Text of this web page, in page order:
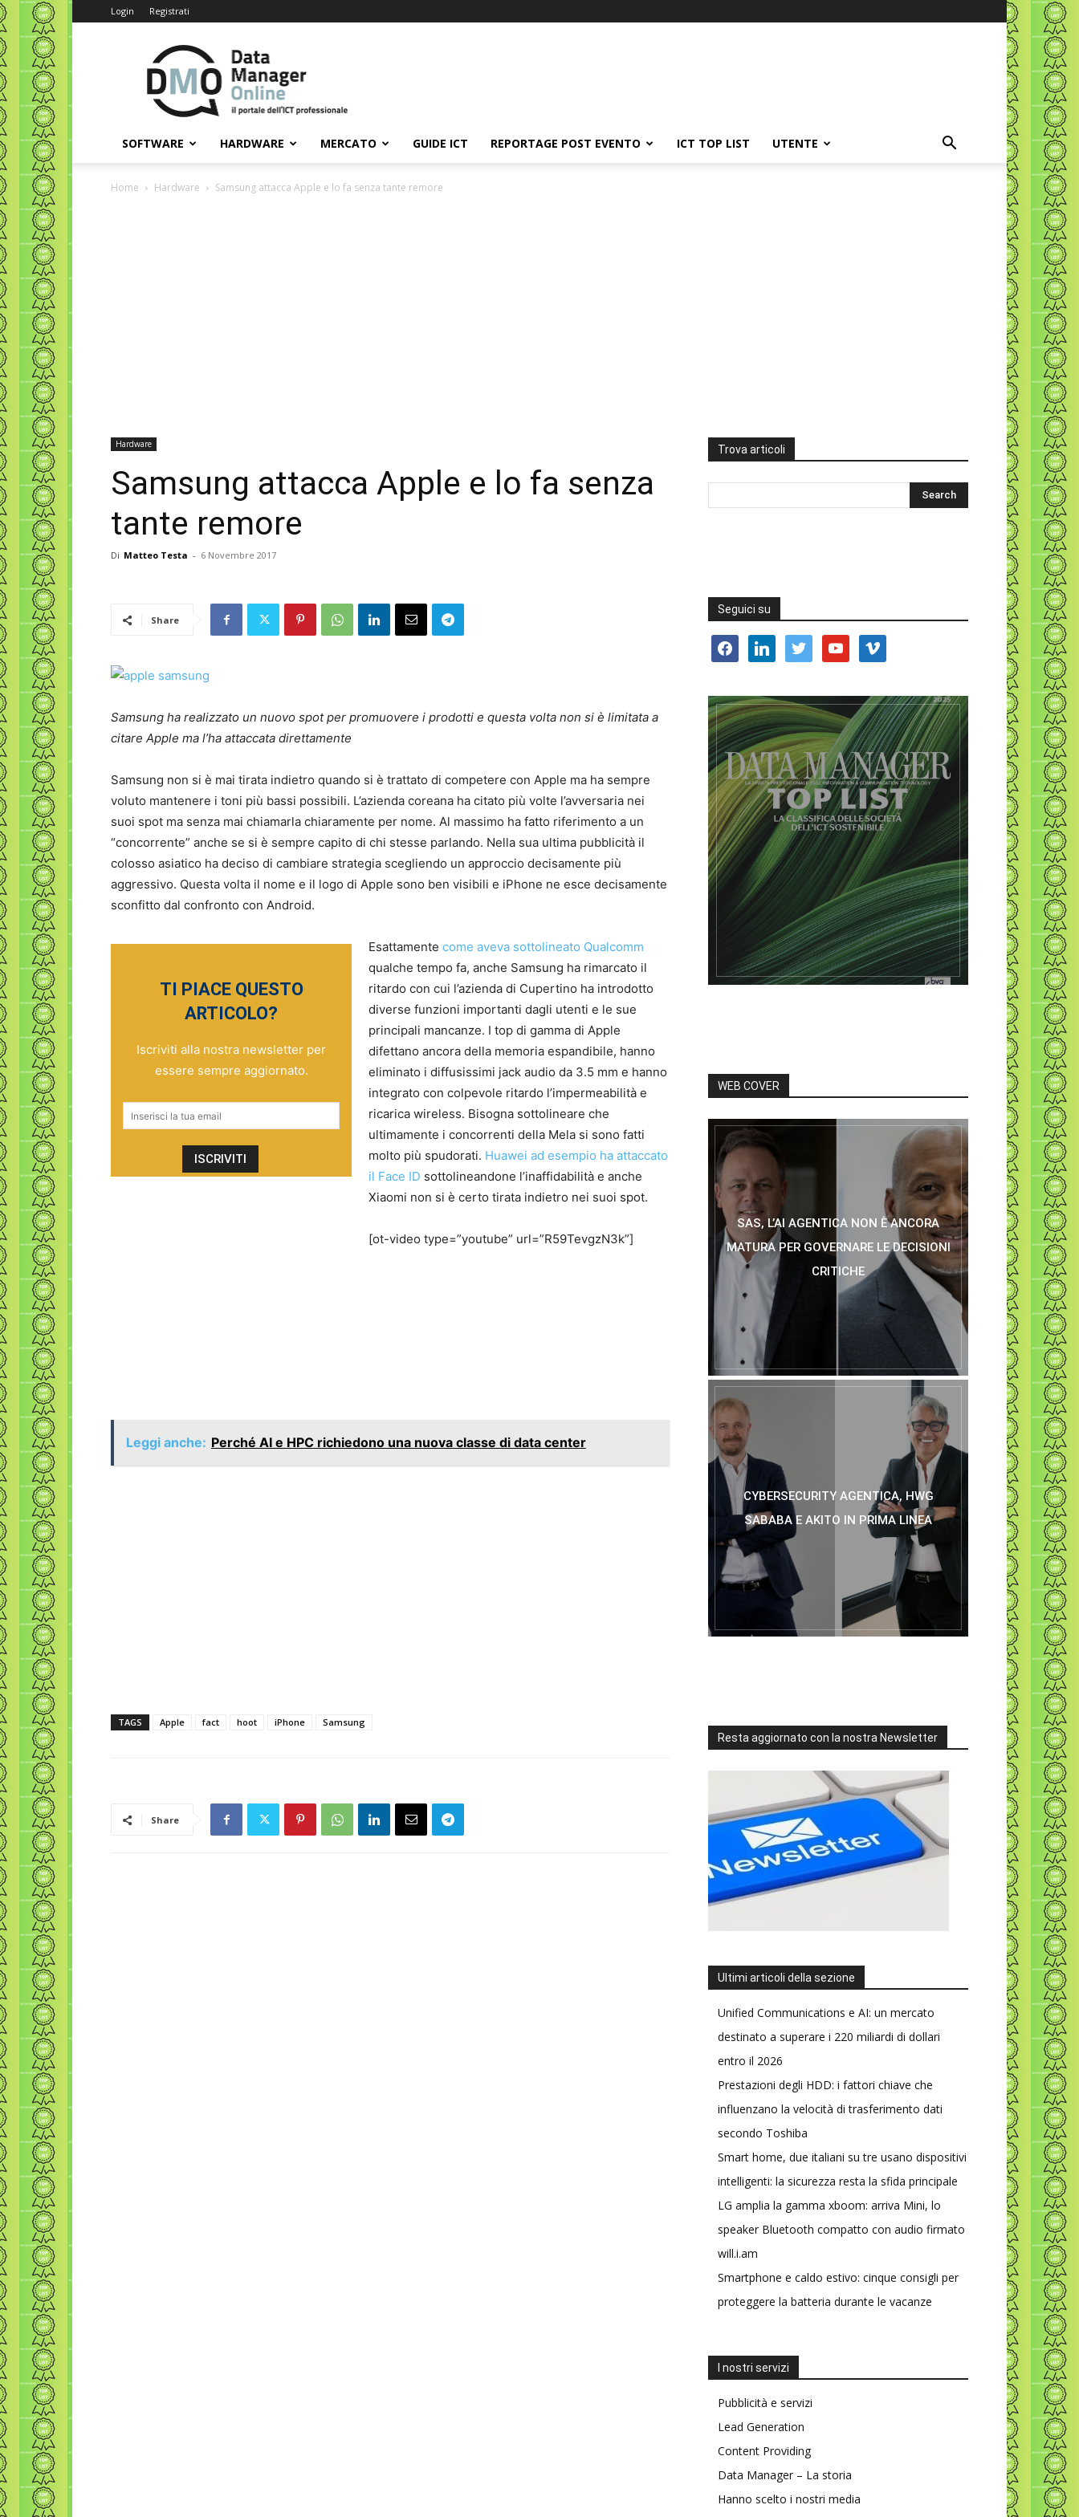
Login Registrati
Data
Manager
Online
SOFTWARE HARDWARE MERCATO GUIDE ICT REPORTAGE POST EVENTO ICT TOP LIST UTENTE
Home Hardware Samsung attacca Apple e lo fa senza tante remore
Hardware
Samsung attacca Apple e lo fa senza
tante remore
Di Matteo Testa - 6 Novembre 2017
Share
Samsung ha realizzato un nuovo spot per promuovere i prodotti e questa volta non si è limitata a
citare Apple ma l’ha attaccata direttamente
Samsung non si è mai tirata indietro quando si è trattato di competere con Apple ma ha sempre
voluto mantenere i toni più bassi possibili. L’azienda coreana ha citato più volte l’avversaria nei
suoi spot ma senza mai chiamarla chiaramente per nome. Al massimo ha fatto riferimento a un
“concorrente” anche se si è sempre capito di chi stesse parlando. Nella sua ultima pubblicità il
colosso asiatico ha deciso di cambiare strategia scegliendo un approccio decisamente più
aggressivo. Questa volta il nome e il logo di Apple sono ben visibili e iPhone ne esce decisamente
sconfitto dal confronto con Android.
TI PIACE QUESTO
ARTICOLO?
Iscriviti alla nostra newsletter per
essere sempre aggiornato.
Esattamente come aveva sottolineato Qualcomm
qualche tempo fa, anche Samsung ha rimarcato il
ritardo con cui l’azienda di Cupertino ha introdotto
diverse funzioni importanti dagli utenti e le sue
principali mancanze. I top di gamma di Apple
difettano ancora della memoria espandibile, hanno
eliminato i diffusissimi jack audio da 3.5 mm e hanno
integrato con colpevole ritardo l’impermeabilità e
ricarica wireless. Bisogna sottolineare che
ultimamente i concorrenti della Mela si sono fatti
molto più spudorati. Huawei ad esempio ha attaccato
il Face ID sottolineandone l’inaffidabilità e anche
Xiaomi non si è certo tirata indietro nei suoi spot.
[ot-video type=”youtube” url=”R59TevgzN3k”]
Leggi anche: Perché AI e HPC richiedono una nuova classe di data center
TAGS Apple fact hoot iPhone Samsung
Share
Trova articoli
Seguici su
facebooklinkedin twitter youtube vimeo
WEB COVER
SAS, L’AI AGENTICA NON È ANCORA
MATURA PER GOVERNARE LE DECISIONI
CRITICHE
CYBERSECURITY AGENTICA, HWG
SABABA E AKITO IN PRIMA LINEA
Resta aggiornato con la nostra Newsletter
Ultimi articoli della sezione
Unified Communications e AI: un mercato
destinato a superare i 220 miliardi di dollari
entro il 2026
Prestazioni degli HDD: i fattori chiave che
influenzano la velocità di trasferimento dati
secondo Toshiba
Smart home, due italiani su tre usano dispositivi
intelligenti: la sicurezza resta la sfida principale
LG amplia la gamma xboom: arriva Mini, lo
speaker Bluetooth compatto con audio firmato
will.i.am
Smartphone e caldo estivo: cinque consigli per
proteggere la batteria durante le vacanze
I nostri servizi
Pubblicità e servizi
Lead Generation
Content Providing
Data Manager – La storia
Hanno scelto i nostri media